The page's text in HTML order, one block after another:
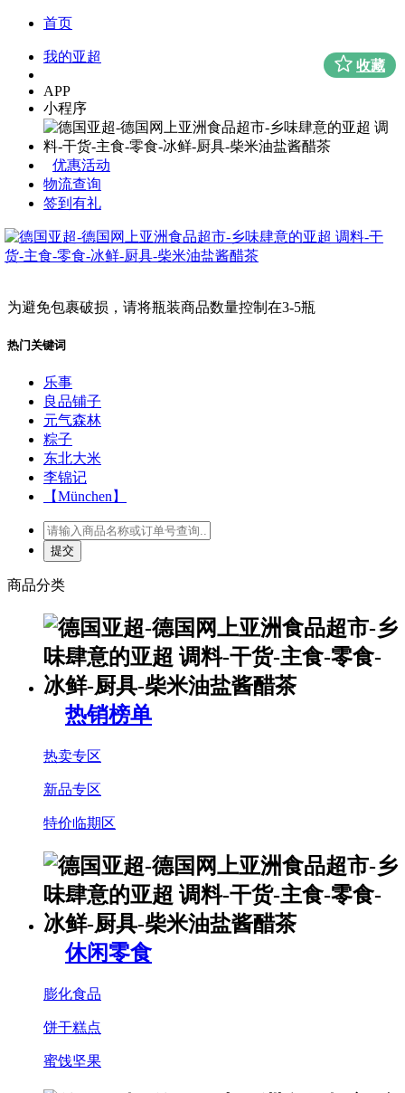
首页
我的亚超
APP
小程序
优惠活动
物流查询
签到有礼
为避免包裹破损，请将瓶装商品数量控制在3-5瓶
热门关键词
乐事
良品铺子
元气森林
粽子
东北大米
李锦记
【München】
商品分类
热销榜单
热卖专区
新品专区
特价临期区
休闲零食
膨化食品
饼干糕点
蜜饯坚果
收藏